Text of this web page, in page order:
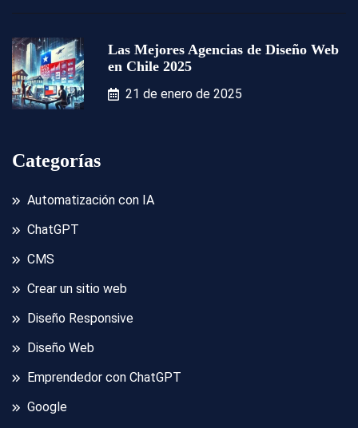
Las Mejores Agencias de Diseño Web
en Chile 2025
21 de enero de 2025
Categorías
Automatización con IA
ChatGPT
CMS
Crear un sitio web
Diseño Responsive
Diseño Web
Emprendedor con ChatGPT
Google